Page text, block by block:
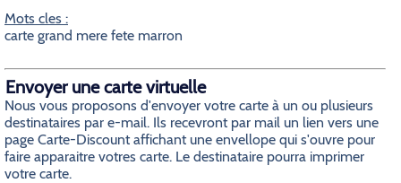
Mots cles :
carte grand mere fete marron
Envoyer une carte virtuelle
Nous vous proposons d'envoyer votre carte à un ou plusieurs
destinataires par e-mail. Ils recevront par mail un lien vers une
page Carte-Discount affichant une envellope qui s'ouvre pour
faire apparaitre votres carte. Le destinataire pourra imprimer
votre carte.